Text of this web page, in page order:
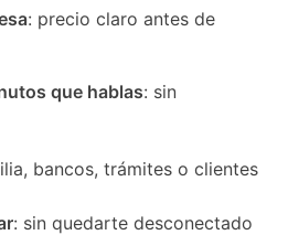
: precio claro antes de
que hablas: sin
bancos, trámites o clientes
: sin quedarte desconectado